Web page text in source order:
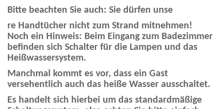
Bitte beachten Sie auch: Sie dürfen unse
re Handtücher nicht zum Strand mitnehmen!
Noch ein Hinweis: Beim Eingang zum Badezimmer
befinden sich Schalter für die Lampen und das
Heißwassersystem.
Manchmal kommt es vor, dass ein Gast
versehentlich auch das heiße Wasser ausschaltet.
Es handelt sich hierbei um das standardmäßige